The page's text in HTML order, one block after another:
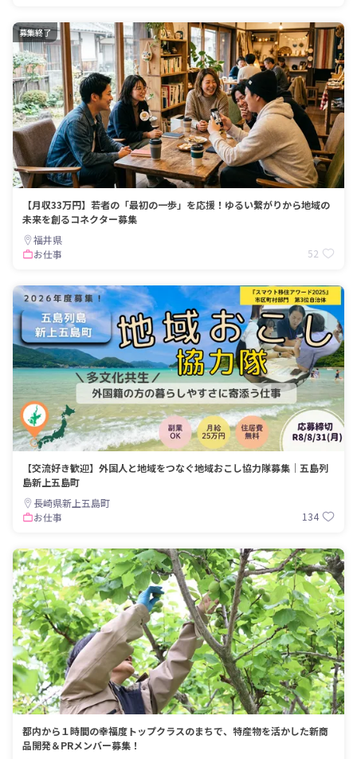
募集終了
【月収33万円】若者の「最初の一歩」を応援！ゆるい繋がりから地域の
未来を創るコネクター募集
福井県
お仕事
52
【交流好き歓迎】外国人と地域をつなぐ地域おこし協力隊募集｜五島列
島新上五島町
長崎県新上五島町
お仕事
134
都内から１時間の幸福度トップクラスのまちで、特産物を活かした新商
品開発＆PRメンバー募集！